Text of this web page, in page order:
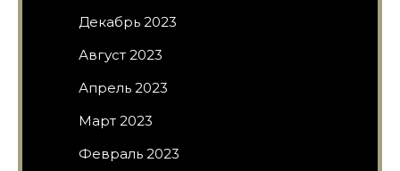
Декабрь 2023
Август 2023
Апрель 2023
Март 2023
Февраль 2023